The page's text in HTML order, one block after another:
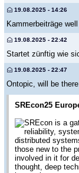
19.08.2025 - 14:26
Kammerbeiträge
19.08.2025 - 22:42
Startet zünftig wie
19.08.2025 - 22:47
Ontopic, will be
SREcon25
SREcon is a
reliability,
distributed
those new to the
involved in it for
thought, deep